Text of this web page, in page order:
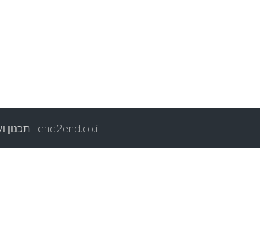
end2end.co.il | תכנון ועיצוב עד הפרט האחרון.